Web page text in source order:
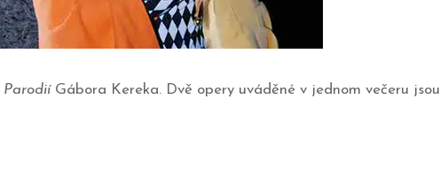
ParodiíGábora Kereka. Dvě opery uváděné v jednom večeru jsou